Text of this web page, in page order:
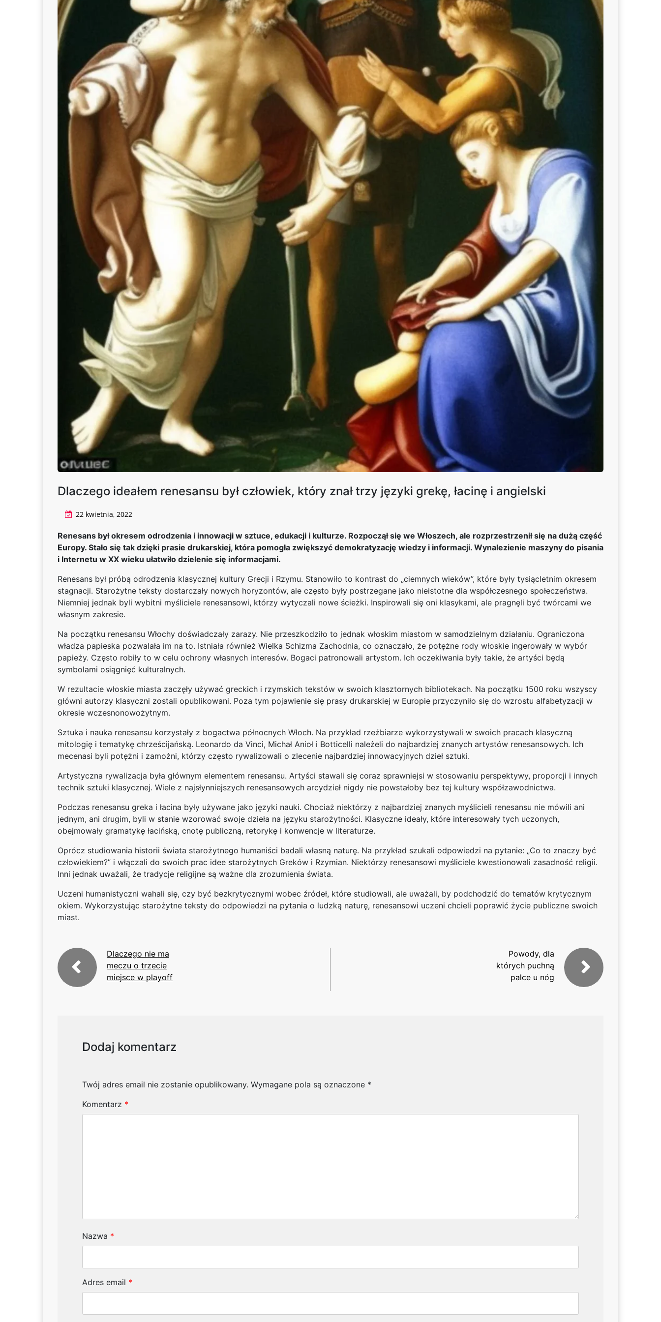
Dlaczego ideałem renesansu był człowiek, który znał trzy języki grekę, łacinę i angielski
22 kwietnia, 2022
Renesans był okresem odrodzenia i innowacji w sztuce, edukacji i kulturze. Rozpoczął się we Włoszech, ale rozprzestrzenił się na dużą część
Europy. Stało się tak dzięki prasie drukarskiej, która pomogła zwiększyć demokratyzację wiedzy i informacji. Wynalezienie maszyny do pisania
i Internetu w XX wieku ułatwiło dzielenie się informacjami.
Renesans był próbą odrodzenia klasycznej kultury Grecji i Rzymu. Stanowiło to kontrast do „ciemnych wieków”, które były tysiącletnim okresem
stagnacji. Starożytne teksty dostarczały nowych horyzontów, ale często były postrzegane jako nieistotne dla współczesnego społeczeństwa.
Niemniej jednak byli wybitni myśliciele renesansowi, którzy wytyczali nowe ścieżki. Inspirowali się oni klasykami, ale pragnęli być twórcami we
własnym zakresie.
Na początku renesansu Włochy doświadczały zarazy. Nie przeszkodziło to jednak włoskim miastom w samodzielnym działaniu. Ograniczona
władza papieska pozwalała im na to. Istniała również Wielka Schizma Zachodnia, co oznaczało, że potężne rody włoskie ingerowały w wybór
papieży. Często robiły to w celu ochrony własnych interesów. Bogaci patronowali artystom. Ich oczekiwania były takie, że artyści będą
symbolami osiągnięć kulturalnych.
W rezultacie włoskie miasta zaczęły używać greckich i rzymskich tekstów w swoich klasztornych bibliotekach. Na początku 1500 roku wszyscy
główni autorzy klasyczni zostali opublikowani. Poza tym pojawienie się prasy drukarskiej w Europie przyczyniło się do wzrostu alfabetyzacji w
okresie wczesnonowożytnym.
Sztuka i nauka renesansu korzystały z bogactwa północnych Włoch. Na przykład rzeźbiarze wykorzystywali w swoich pracach klasyczną
mitologię i tematykę chrześcijańską. Leonardo da Vinci, Michał Anioł i Botticelli należeli do najbardziej znanych artystów renesansowych. Ich
mecenasi byli potężni i zamożni, którzy często rywalizowali o zlecenie najbardziej innowacyjnych dzieł sztuki.
Artystyczna rywalizacja była głównym elementem renesansu. Artyści stawali się coraz sprawniejsi w stosowaniu perspektywy, proporcji i innych
technik sztuki klasycznej. Wiele z najsłynniejszych renesansowych arcydzieł nigdy nie powstałoby bez tej kultury współzawodnictwa.
Podczas renesansu greka i łacina były używane jako języki nauki. Chociaż niektórzy z najbardziej znanych myślicieli renesansu nie mówili ani
jednym, ani drugim, byli w stanie wzorować swoje dzieła na języku starożytności. Klasyczne ideały, które interesowały tych uczonych,
obejmowały gramatykę łacińską, cnotę publiczną, retorykę i konwencje w literaturze.
Oprócz studiowania historii świata starożytnego humaniści badali własną naturę. Na przykład szukali odpowiedzi na pytanie: „Co to znaczy być
człowiekiem?” i włączali do swoich prac idee starożytnych Greków i Rzymian. Niektórzy renesansowi myśliciele kwestionowali zasadność religii.
Inni jednak uważali, że tradycje religijne są ważne dla zrozumienia świata.
Uczeni humanistyczni wahali się, czy być bezkrytycznymi wobec źródeł, które studiowali, ale uważali, by podchodzić do tematów krytycznym
okiem. Wykorzystując starożytne teksty do odpowiedzi na pytania o ludzką naturę, renesansowi uczeni chcieli poprawić życie publiczne swoich
miast.
Dlaczego nie ma
meczu o trzecie
miejsce w playoff
Powody, dla
których puchną
palce u nóg
Dodaj komentarz
Twój adres email nie zostanie opublikowany. Wymagane pola są oznaczone *
Komentarz *
Nazwa *
Adres email *